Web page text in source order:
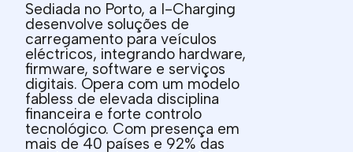
Sediada no Porto, a I-Charging
desenvolve soluções de
carregamento para veículos
eléctricos, integrando hardware,
firmware, software e serviços
digitais. Opera com um modelo
fabless de elevada disciplina
financeira e forte controlo
tecnológico. Com presença em
mais de 40 países e 92% das